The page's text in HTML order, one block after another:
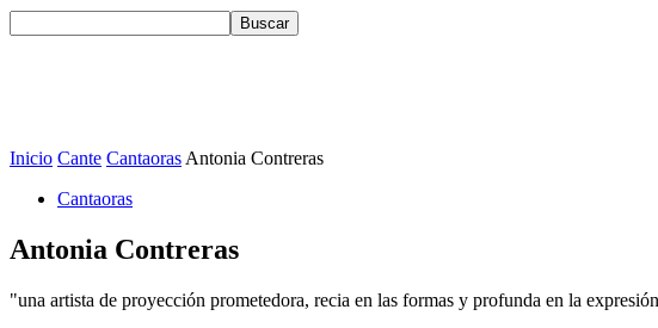
Inicio Cante Cantaoras Antonia Contreras
Cantaoras
Antonia Contreras
"una artista de proyección prometedora, recia en las formas y profunda en la